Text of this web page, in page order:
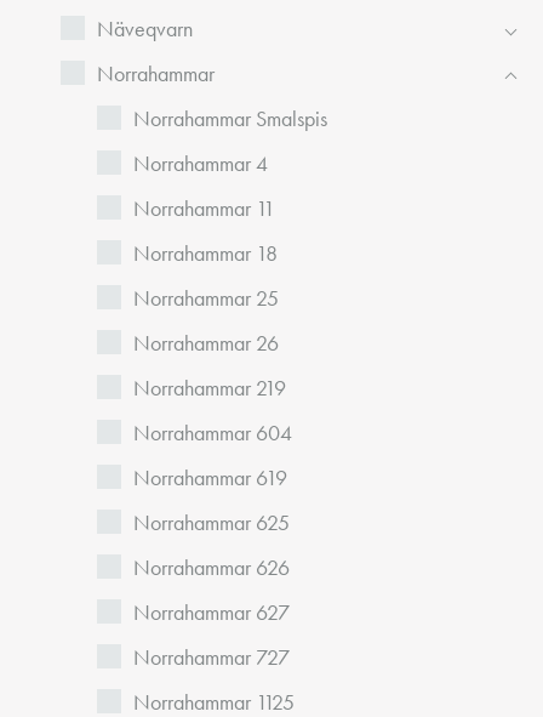
Näveqvarn
Norrahammar
Norrahammar Smalspis
Norrahammar 4
Norrahammar 11
Norrahammar 18
Norrahammar 25
Norrahammar 26
Norrahammar 219
Norrahammar 604
Norrahammar 619
Norrahammar 625
Norrahammar 626
Norrahammar 627
Norrahammar 727
Norrahammar 1125